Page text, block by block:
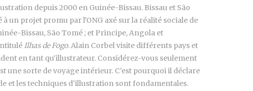
depuis 2000 en Guinée-Bissau. Bissau et São
un projet promu par l'ONG axé sur la réalité sociale de
Bissau, São Tomé ; et Principe, Angola et
Ilhas de Fogo. Alain Corbel visite différents pays et
en tant qu'illustrateur. Considérez-vous seulement
une sorte de voyage intérieur. C'est pourquoi il déclare
et les techniques d'illustration sont fondamentales.